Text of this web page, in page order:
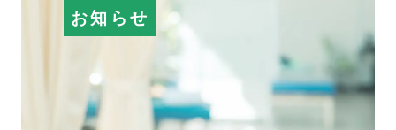
診療内容
施設・設備
アクセス・駐車場
お知らせ